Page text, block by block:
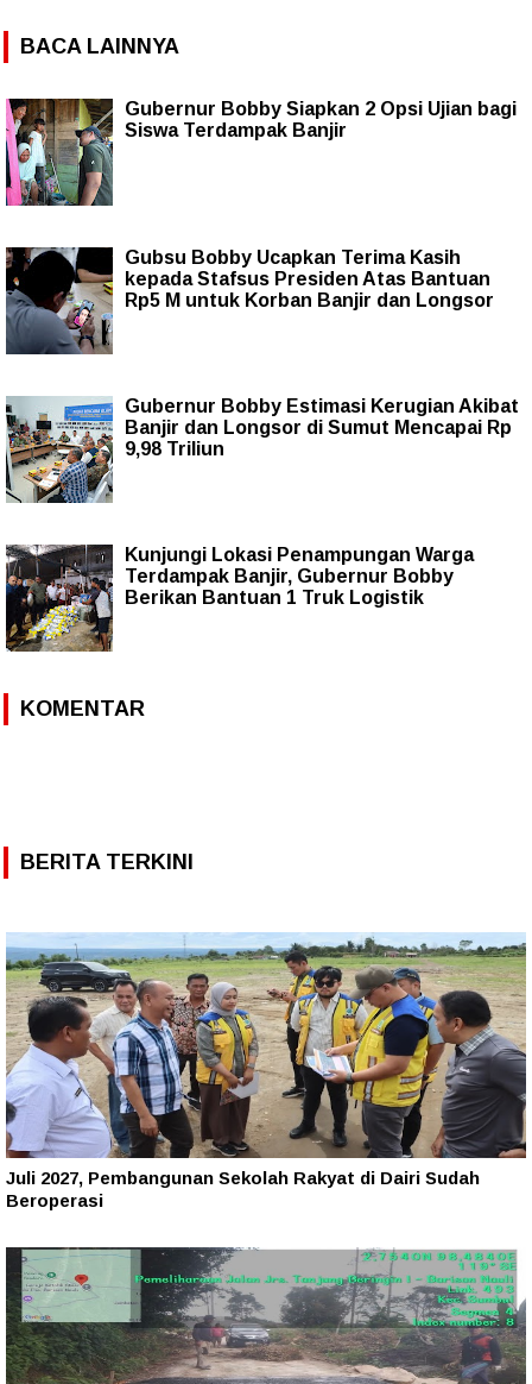
BACA LAINNYA
Gubernur Bobby Siapkan 2 Opsi Ujian bagi
Siswa Terdampak Banjir
Gubsu Bobby Ucapkan Terima Kasih
kepada Stafsus Presiden Atas Bantuan
Rp5 M untuk Korban Banjir dan Longsor
Gubernur Bobby Estimasi Kerugian Akibat
Banjir dan Longsor di Sumut Mencapai Rp
9,98 Triliun
Kunjungi Lokasi Penampungan Warga
Terdampak Banjir, Gubernur Bobby
Berikan Bantuan 1 Truk Logistik
KOMENTAR
BERITA TERKINI
Juli 2027, Pembangunan Sekolah Rakyat di Dairi Sudah
Beroperasi